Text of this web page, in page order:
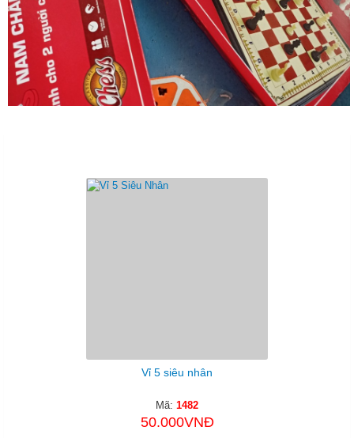
Vỉ 5 siêu nhân
Mã: 1482
50.000VNĐ